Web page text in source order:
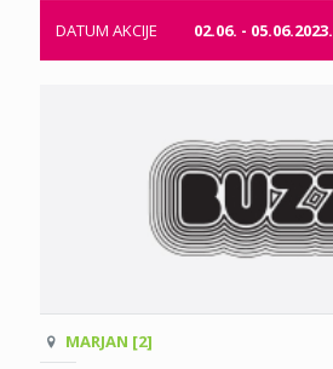
DATUM AKCIJE 02.06. - 05.06.2023.
MARJAN [2]